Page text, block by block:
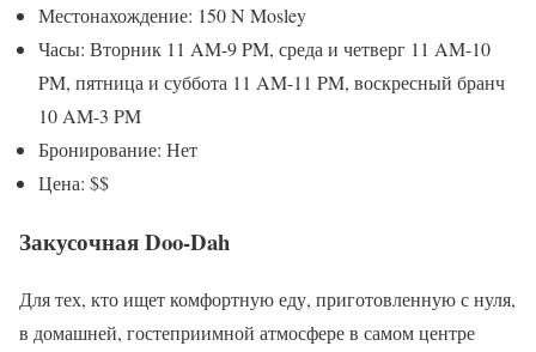
Местонахождение: 150 N Mosley
Часы: Вторник 11 AM-9 PM, среда и четверг 11 AM-10
PM, пятница и суббота 11 AM-11 PM, воскресный бранч
10 AM-3 PM
Бронирование: Нет
Цена: $$
Закусочная Doo-Dah
Для тех, кто ищет комфортную еду, приготовленную с нуля,
в домашней, гостеприимной атмосфере в самом центре